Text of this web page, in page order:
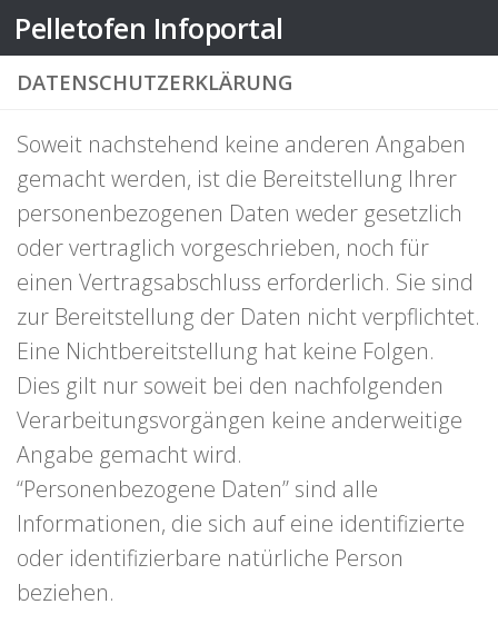
Zum Inhalt springen
Pelletofen Infoportal
DATENSCHUTZERKLÄRUNG
Soweit nachstehend keine anderen Angaben
gemacht werden, ist die Bereitstellung Ihrer
personenbezogenen Daten weder gesetzlich
oder vertraglich vorgeschrieben, noch für
einen Vertragsabschluss erforderlich. Sie sind
zur Bereitstellung der Daten nicht verpflichtet.
Eine Nichtbereitstellung hat keine Folgen.
Dies gilt nur soweit bei den nachfolgenden
Verarbeitungsvorgängen keine anderweitige
Angabe gemacht wird.
“Personenbezogene Daten” sind alle
Informationen, die sich auf eine identifizierte
oder identifizierbare natürliche Person
beziehen.